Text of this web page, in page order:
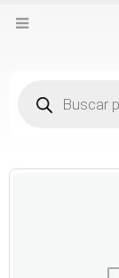
produtos